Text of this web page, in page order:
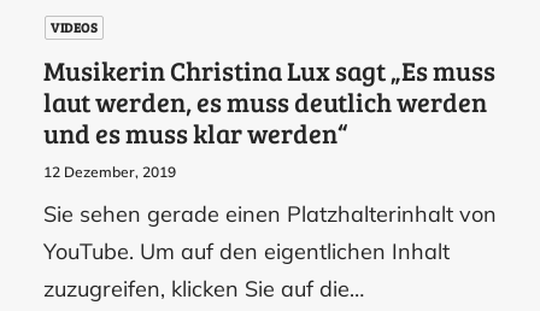
VIDEOS
Musikerin Christina Lux sagt „Es muss
laut werden, es muss deutlich werden
und es muss klar werden“
12 Dezember, 2019
Sie sehen gerade einen Platzhalterinhalt von
YouTube. Um auf den eigentlichen Inhalt
zuzugreifen, klicken Sie auf die…